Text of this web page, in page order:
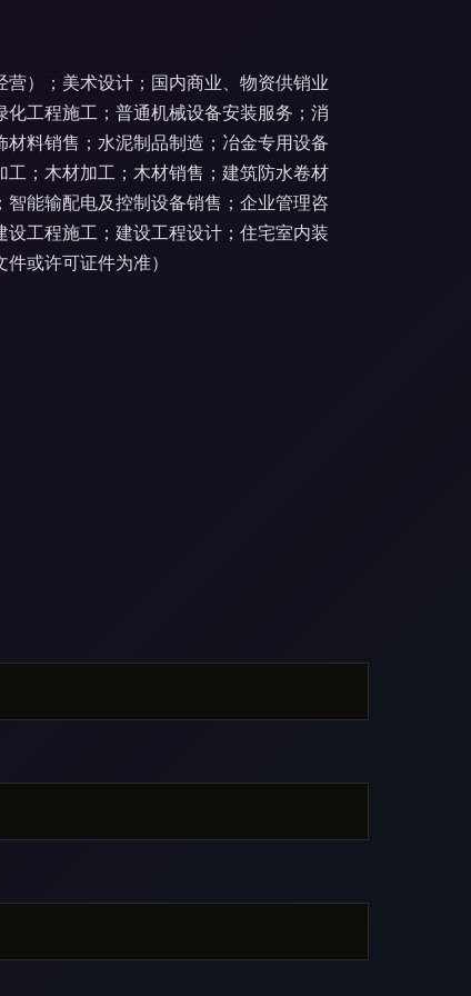
）；美术设计；国内商业、物资供销业
工程施工；普通机械设备安装服务；消
料销售；水泥制品制造；冶金专用设备
；木材加工；木材销售；建筑防水卷材
能输配电及控制设备销售；企业管理咨
工程施工；建设工程设计；住宅室内装
或许可证件为准）